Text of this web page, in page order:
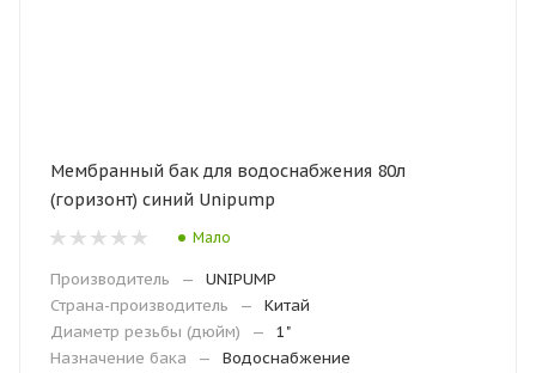
Мембранный бак для водоснабжения 80л
(горизонт) синий Unipump
Мало
Производитель —
UNIPUMP
Страна-производитель
—
Китай
Диаметр резьбы (дюйм)
—
1"
Назначение бака
—
Водоснабжение